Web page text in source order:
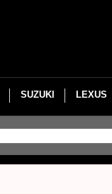
SUZUKI LEXUS